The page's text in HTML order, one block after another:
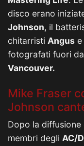
disco erano
Johnson, il
chitarristi Angus e
fotografati fuori
Vancouver.
Mike Fraser
Johnson
Dopo la
membri degli AC/